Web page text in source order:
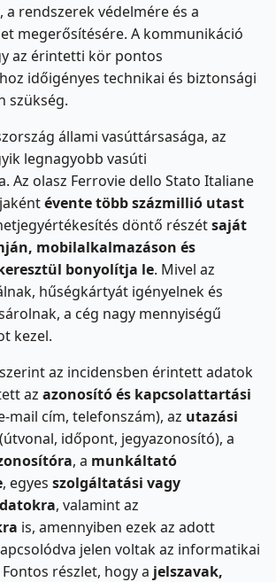
a rendszerek védelmére és a
megerősítésére. A kommunikáció
az érintetti kör pontos
időigényes technikai és biztonsági
szükség.
állami vasúttársasága, az
legnagyobb vasúti
Az olasz Ferrovie dello Stato Italiane
évente több százmillió utast
döntő részétsaját
mobilalkalmazáson és
bonyolítja le. Mivel az
hűségkártyát igényelnek és
a cég nagy mennyiségű
kezel.
az incidensben érintett adatok
az azonosító és kapcsolattartási
mail cím, telefonszám), az utazási
(útvonal, időpont, jegyazonosító), a
, a munkáltató
, egyes szolgáltatási vagy
, valamint az
is, amennyiben ezek az adott
jelen voltak az informatikai
részlet, hogy a jelszavak,